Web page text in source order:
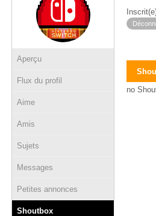
Aperçu
Flux du profil
Aime
Amis
Sujets
Messages
Petites annonces
Shoutbox
no